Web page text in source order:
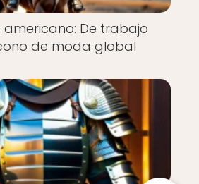
americano: De trabajo
de moda global